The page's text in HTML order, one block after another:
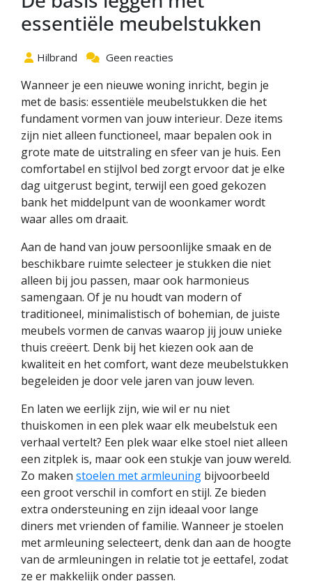
essentiële meubelstukken
Hilbrand Geen reacties
Wanneer je een nieuwe woning inricht, begin je
met de basis: essentiële meubelstukken die het
fundament vormen van jouw interieur. Deze items
zijn niet alleen functioneel, maar bepalen ook in
grote mate de uitstraling en sfeer van je huis. Een
comfortabel en stijlvol bed zorgt ervoor dat je elke
dag uitgerust begint, terwijl een goed gekozen
bank het middelpunt van de woonkamer wordt
waar alles om draait.
Aan de hand van jouw persoonlijke smaak en de
beschikbare ruimte selecteer je stukken die niet
alleen bij jou passen, maar ook harmonieus
samengaan. Of je nu houdt van modern of
traditioneel, minimalistisch of bohemian, de juiste
meubels vormen de canvas waarop jij jouw unieke
thuis creëert. Denk bij het kiezen ook aan de
kwaliteit en het comfort, want deze meubelstukken
begeleiden je door vele jaren van jouw leven.
En laten we eerlijk zijn, wie wil er nu niet
thuiskomen in een plek waar elk meubelstuk een
verhaal vertelt? Een plek waar elke stoel niet alleen
een zitplek is, maar ook een stukje van jouw wereld.
Zo maken stoelen met armleuning bijvoorbeeld
een groot verschil in comfort en stijl. Ze bieden
extra ondersteuning en zijn ideaal voor lange
diners met vrienden of familie. Wanneer je stoelen
met armleuning selecteert, denk dan aan de hoogte
van de armleuningen in relatie tot je eettafel, zodat
ze er makkelijk onder passen.